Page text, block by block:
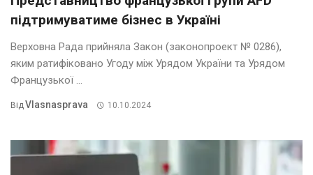
підтримуватиме бізнес в Україні
Верховна Рада прийняла Закон (законопроект № 0286),
яким ратифіковано Угоду між Урядом України та Урядом
Французької ...
ВідVlasnasprava 10.10.2024